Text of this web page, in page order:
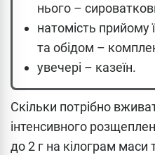
нього –
натомість прийому
та обідом –
увечері – казеїн.
Скільки потрібно
інтенсивного
до 2 г на кілограм маси